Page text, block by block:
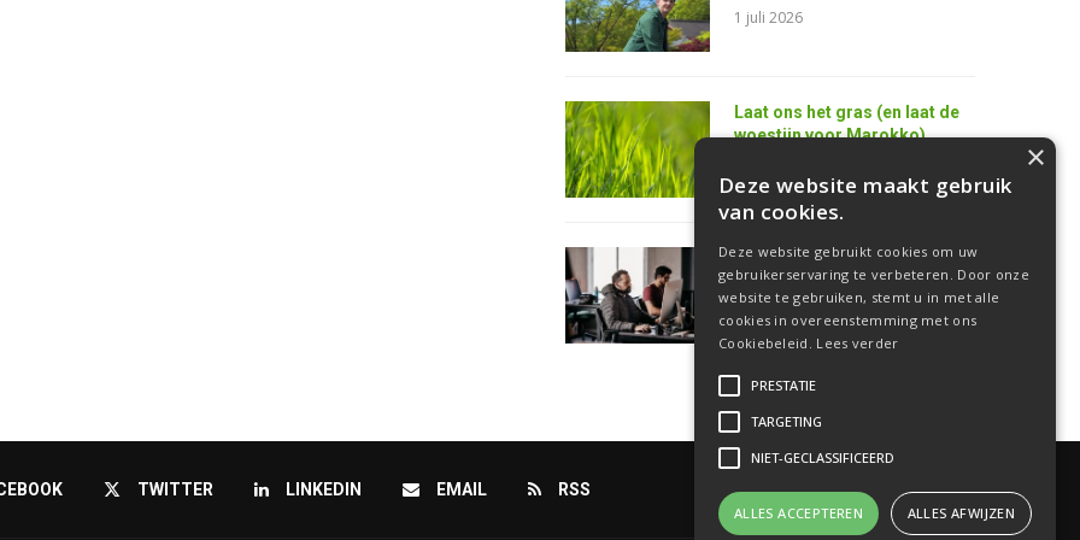
1 juli 2026
Laat ons het gras (en laat de
woestijn voor Marokko)
AI is de superkracht van de
toekomstige
softwareontwikkelaar
18 juni 2026
TWITTER LINKEDIN EMAIL RSS
×
Deze website maakt gebruik
van cookies.
Deze website gebruikt cookies om uw
gebruikerservaring te verbeteren. Door onze
website te gebruiken, stemt u in met alle
cookies in overeenstemming met ons
Cookiebeleid. Lees verder
PRESTATIE
TARGETING
NIET-GECLASSIFICEERD
ALLES ACCEPTEREN ALLES AFWIJZEN